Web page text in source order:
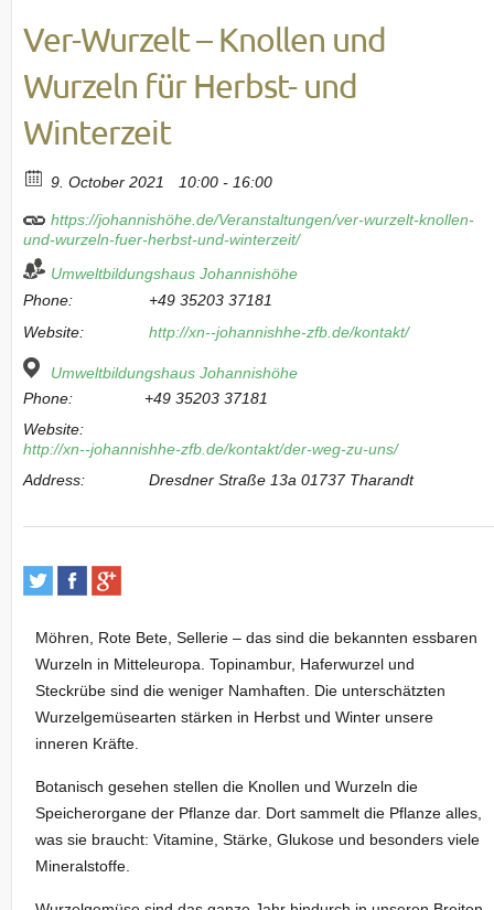
Ver-Wurzelt – Knollen und
Wurzeln für Herbst- und
Winterzeit
9. October 2021 10:00 - 16:00
https://johannishöhe.de/Veranstaltungen/ver-wurzelt-knollen-
und-wurzeln-fuer-herbst-und-winterzeit/
Umweltbildungshaus Johannishöhe
Phone:
+49 35203 37181
Website:
http://xn--johannishhe-zfb.de/kontakt/
Umweltbildungshaus Johannishöhe
Phone:
+49 35203 37181
Website:
http://xn--johannishhe-zfb.de/kontakt/der-weg-zu-uns/
Address:
Dresdner Straße 13a 01737 Tharandt
Möhren, Rote Bete, Sellerie – das sind die bekannten essbaren
Wurzeln in Mitteleuropa. Topinambur, Haferwurzel und
Steckrübe sind die weniger Namhaften. Die unterschätzten
Wurzelgemüsearten stärken in Herbst und Winter unsere
inneren Kräfte.
Botanisch gesehen stellen die Knollen und Wurzeln die
Speicherorgane der Pflanze dar. Dort sammelt die Pflanze alles,
was sie braucht: Vitamine, Stärke, Glukose und besonders viele
Mineralstoffe.